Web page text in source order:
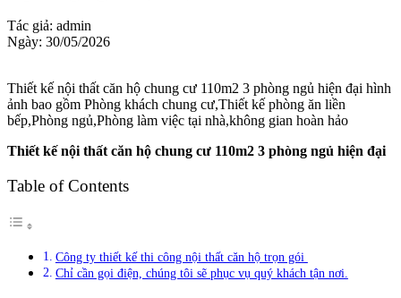
Tác giả: admin
Ngày: 30/05/2026
Thiết kế nội thất căn hộ chung cư 110m2 3 phòng ngủ hiện đại hình
ảnh bao gồm Phòng khách chung cư,Thiết kế phòng ăn liền
bếp,Phòng ngủ,Phòng làm việc tại nhà,không gian hoàn hảo
Thiết kế nội thất căn hộ chung cư 110m2 3 phòng ngủ hiện đại
Table of Contents
Công ty thiết kế thi công nội thất căn hộ trọn gói
Chỉ cần gọi điện, chúng tôi sẽ phục vụ quý khách tận nơi.